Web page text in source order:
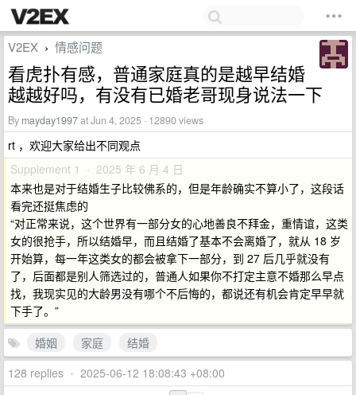
V2EX › 情感问题
看虎扑有感，普通家庭真的是越早结婚
越越好吗，有没有已婚老哥现身说法一下
By mayday1997at Jun 4, 2025 · 12890 views
rt ，欢迎大家给出不同观点
Supplement 1 · 2025 年 6 月 4 日
本来也是对于结婚生子比较佛系的，但是年龄确实不算小了，这段话
看完还挺焦虑的
“对正常来说，这个世界有一部分女的心地善良不拜金，重情谊，这类
女的很抢手，所以结婚早，而且结婚了基本不会离婚了，就从 18 岁
开始算，每一年这类女的都会被拿下一部分，到 27 后几乎就没有
了，后面都是别人筛选过的，普通人如果你不打定主意不婚那么早点
找，我现实见的大龄男没有哪个不后悔的，都说还有机会肯定早早就
下手了。”
婚姻
家庭
结婚
128 replies • 2025-06-12 18:08:43 +08:00